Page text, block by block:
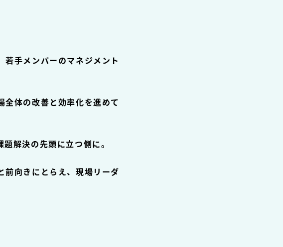
手メンバーのマネジメント
体の改善と効率化を進めて
解決の先頭に立つ側に。
前向きにとらえ、現場リーダ